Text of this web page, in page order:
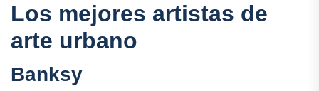
Los mejores artistas de
arte urbano
Banksy